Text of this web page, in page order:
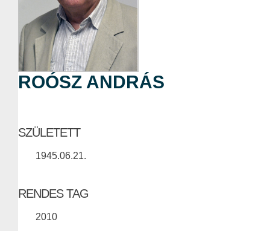
ROÓSZ ANDRÁS
SZÜLETETT
1945.06.21.
RENDES TAG
2010